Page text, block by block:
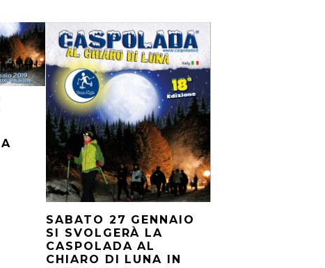
SABATO 27 GENNAIO
SI SVOLGERÀ LA
CASPOLADA AL
CHIARO DI LUNA IN